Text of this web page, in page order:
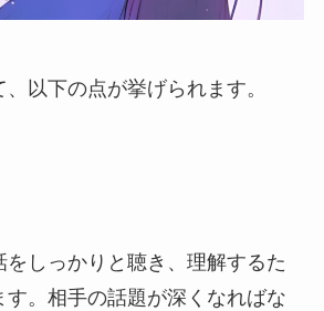
以下の点が挙げられます。
しっかりと聴き、理解するた
す。相手の話題が深くなればな